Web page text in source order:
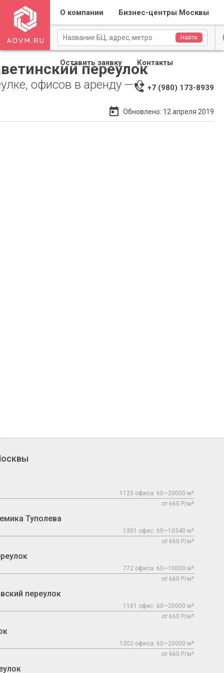
переулок
офисов в аренду — 0
today Обновлено: 12 апреля 2019
1123 офиса: 60—20000 м²
от 660 Р/м²
Туполева
1301 офис: 60—10340 м²
от 660 Р/м²
772 офиса: 60—10000 м²
от 660 Р/м²
переулок
1161 офис: 60—20000 м²
от 660 Р/м²
1302 офиса: 60—20000 м²
от 660 Р/м²
Применить Сброс
О компании Бизнес-центры Москвы
Для собственников
Оставить заявку Контакты
phone_forwarded +7 (980) 173-8939
Найти